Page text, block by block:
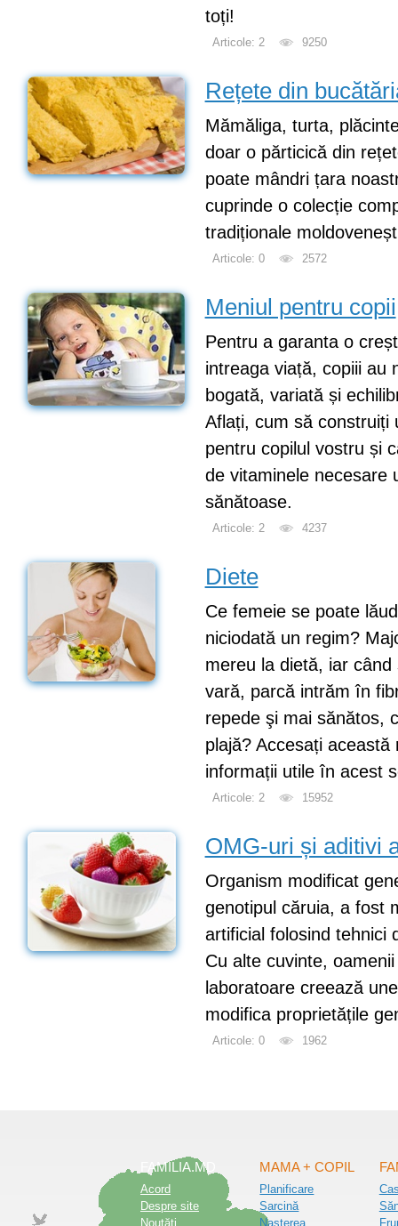
toți!
Articole: 2 9250
Rețete din
Mămăliga, turta,
doar o părticică din
poate mândri țara
cuprinde o colecție
tradiționale
Articole: 0 2572
Meniul pentru copii
Pentru a garanta o
intreaga viață, copiii au
bogată, variată și
Aflați, cum să construiți
pentru copilul vostru și
de vitaminele necesare
sănătoase.
Articole: 2 4237
Diete
Ce femeie se poate
niciodată un regim?
mereu la dietă, iar
vară, parcă intrăm în
repede şi mai sănătos,
plajă? Accesați această
informații utile în acest
Articole: 2 15952
OMG-uri și aditivi
Organism modificat
genotipul căruia, a fost
artificial folosind tehnici
Cu alte cuvinte,
laboratoare creează
modifica proprietățile
Articole: 0 1962
FAMILIA.MD
Acord
Despre site
Noutăţi
MAMA + COPIL
Planificare
Sarcină
Nașterea